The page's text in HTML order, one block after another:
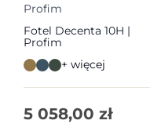
Profim
Fotel Decenta 10H |
Profim
+ więcej
5 058,00 zł